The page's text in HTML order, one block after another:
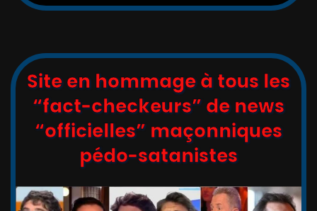
Site en hommage à tous les
“fact-checkeurs” de news
“officielles” maçonniques
pédo-satanistes